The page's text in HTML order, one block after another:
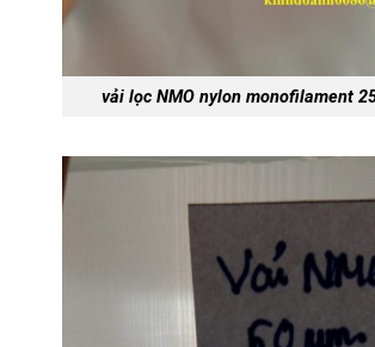
vải lọc NMO nylon monofilament